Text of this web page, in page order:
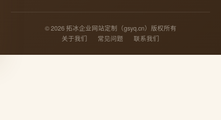
© 2026 拓冰企业网站定制（gsyq.cn）版权所有
关于我们
常见问题 联系我们